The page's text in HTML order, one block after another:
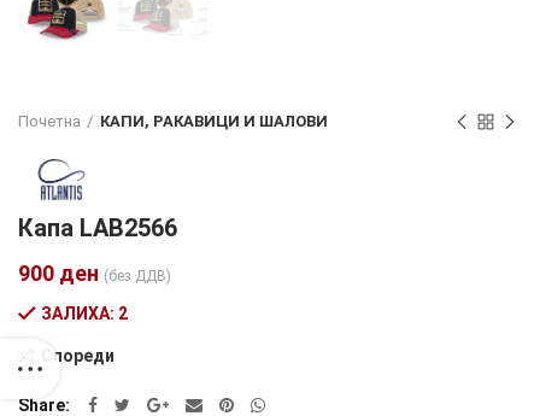
Почетна КАПИ, РАКАВИЦИ И ШАЛОВИ
Капа LAB2566
900 ден (без ДДВ)
ЗАЛИХА: 2
Alternative:
Спореди
Share